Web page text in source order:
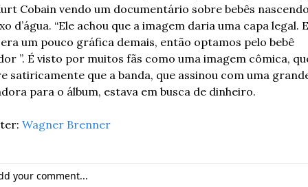
Cobain vendo um documentário sobre bebês
d’água. “Ele achou que a imagem daria uma capa legal.
um pouco gráfica demais, então optamos pelo bebê
”. É visto por muitos fãs como uma imagem cômica,
satiricamente que a banda, que assinou com uma
para o álbum, estava em busca de dinheiro.
Wagner Brenner